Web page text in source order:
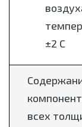
±2 С
всех